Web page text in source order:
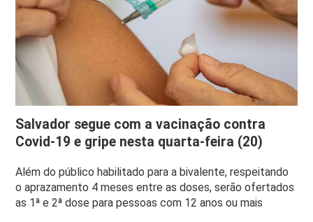
Salvador segue com a vacinação contra
Covid-19 e gripe nesta quarta-feira (20)
Além do público habilitado para a bivalente, respeitando
o aprazamento 4 meses entre as doses, serão ofertados
as 1ª e 2ª dose para pessoas com 12 anos ou mais